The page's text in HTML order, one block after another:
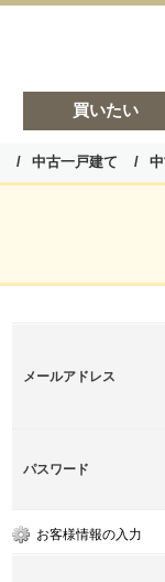
買いたい
中古一戸建て
メールアドレス
パスワード
お客様情報の入力